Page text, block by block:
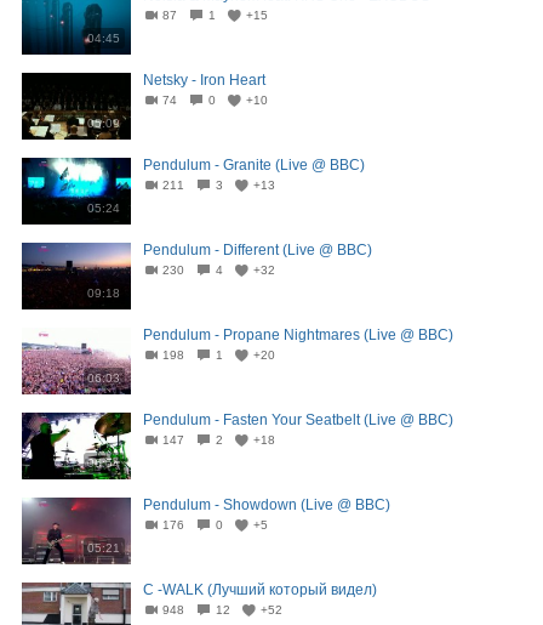
04:45
87 1 +15
05:09
Netsky - Iron Heart
74 0 +10
05:24
Pendulum - Granite (Live @ BBC)
211 3 +13
09:18
Pendulum - Different (Live @ BBC)
230 4 +32
06:03
Pendulum - Propane Nightmares (Live @ BBC)
198 1 +20
06:54
Pendulum - Fasten Your Seatbelt (Live @ BBC)
147 2 +18
05:21
Pendulum - Showdown (Live @ BBC)
176 0 +5
C -WALK (Лучший который видел)
948 12 +52